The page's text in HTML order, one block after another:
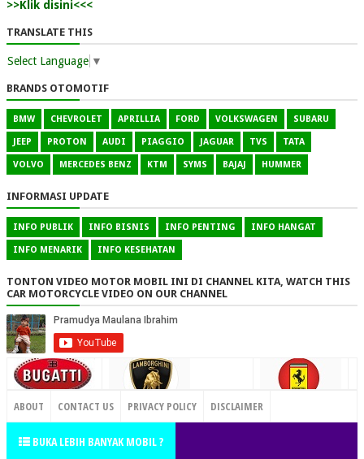
>>Klik disini<<<
TRANSLATE THIS
Select Language ▼
BRANDS OTOMOTIF
BMW CHEVROLET APRILLIA FORD VOLKSWAGEN SUBARU
JEEP PROTON AUDI PIAGGIO JAGUAR TVS TATA
VOLVO MERCEDES BENZ KTM SYMS BAJAJ HUMMER
INFORMASI UPDATE
INFO PUBLIK INFO BISNIS INFO PENTING INFO HANGAT
INFO MENARIK INFO KESEHATAN
TONTON VIDEO MOTOR MOBIL INI DI CHANNEL KITA, WATCH THIS
CAR MOTORCYCLE VIDEO ON OUR CHANNEL
CONTACT US
ABOUT CONTACT US PRIVACY POLICY DISCLAIMER
TERMS OF SERVICE SITEMAP
BUKA LEBIH BANYAK MOBIL ?